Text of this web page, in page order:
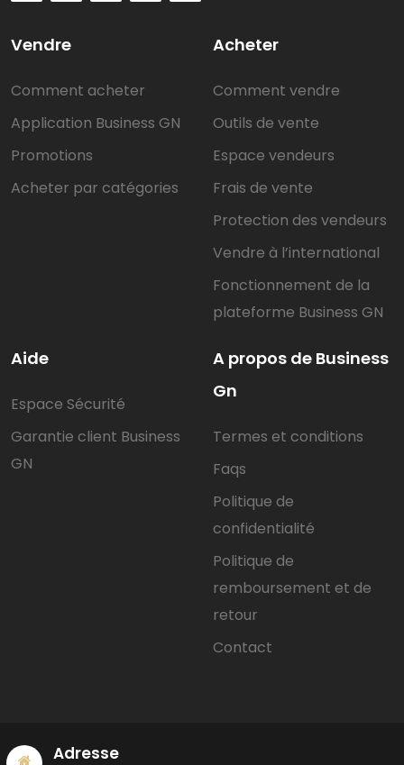
Vendre
Comment acheter
Application Business GN
Promotions
Acheter par catégories
Acheter
Comment vendre
Outils de vente
Espace vendeurs
Frais de vente
Protection des vendeurs
Vendre à l’international
Fonctionnement de la
plateforme Business GN
Aide
Espace Sécurité
Garantie client Business
GN
A propos de Business
Gn
Termes et conditions
Faqs
Politique de
confidentialité
Politique de
remboursement et de
retour
Contact
Adresse